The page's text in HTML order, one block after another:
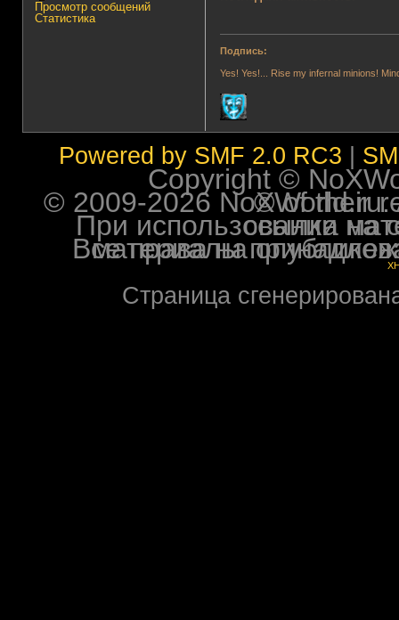
Просмотр сообщений
Статистика
Подпись:
Yes! Yes!... Rise my infernal minions!
Powered by SMF 2.0 RC3
Copyright ©
© 2009-2026 NoXWorld.ru. All
При использовании
Все права на опубликованные на форуме
Страница